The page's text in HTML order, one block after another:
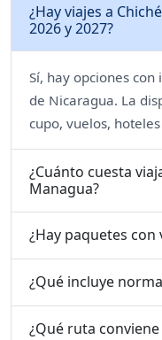
¿Hay viajes a
2026 y 2027?
Sí, hay opciones
de Nicaragua. La
cupo, vuelos,
¿Cuánto cuesta
Managua?
¿Hay paquetes
¿Qué incluye
¿Qué ruta